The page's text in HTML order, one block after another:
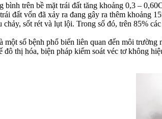
bình trên bề mặt trái đất tăng khoảng 0,3 –
đất vốn đã xảy ra đang gây ra thêm khoảng
sốt rét và lụt lội. Trong số đó, trên 85%
một số bệnh phổ biến liên quan đến môi
thị hóa, biện pháp kiểm soát véc tơ không